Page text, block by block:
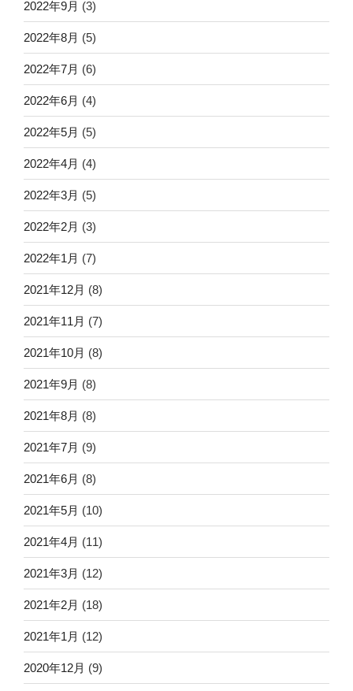
2022年9月 (3)
2022年8月 (5)
2022年7月 (6)
2022年6月 (4)
2022年5月 (5)
2022年4月 (4)
2022年3月 (5)
2022年2月 (3)
2022年1月 (7)
2021年12月 (8)
2021年11月 (7)
2021年10月 (8)
2021年9月 (8)
2021年8月 (8)
2021年7月 (9)
2021年6月 (8)
2021年5月 (10)
2021年4月 (11)
2021年3月 (12)
2021年2月 (18)
2021年1月 (12)
2020年12月 (9)